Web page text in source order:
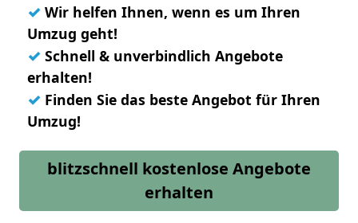
✓ Wir helfen Ihnen, wenn es um Ihren
Umzug geht!
✓ Schnell & unverbindlich Angebote
erhalten!
✓ Finden Sie das beste Angebot für Ihren
Umzug!
blitzschnell kostenlose Angebote
erhalten